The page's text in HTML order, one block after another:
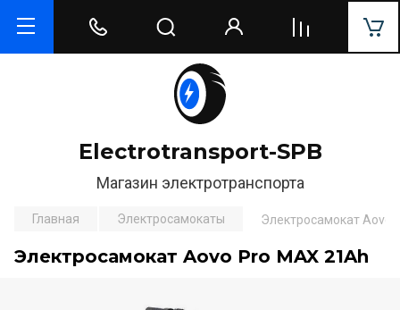
Electrotransport-SPB
Магазин электротранспорта
Главная Электросамокаты Электросамокат Aovo
Электросамокат Aovo Pro MAX 21Ah